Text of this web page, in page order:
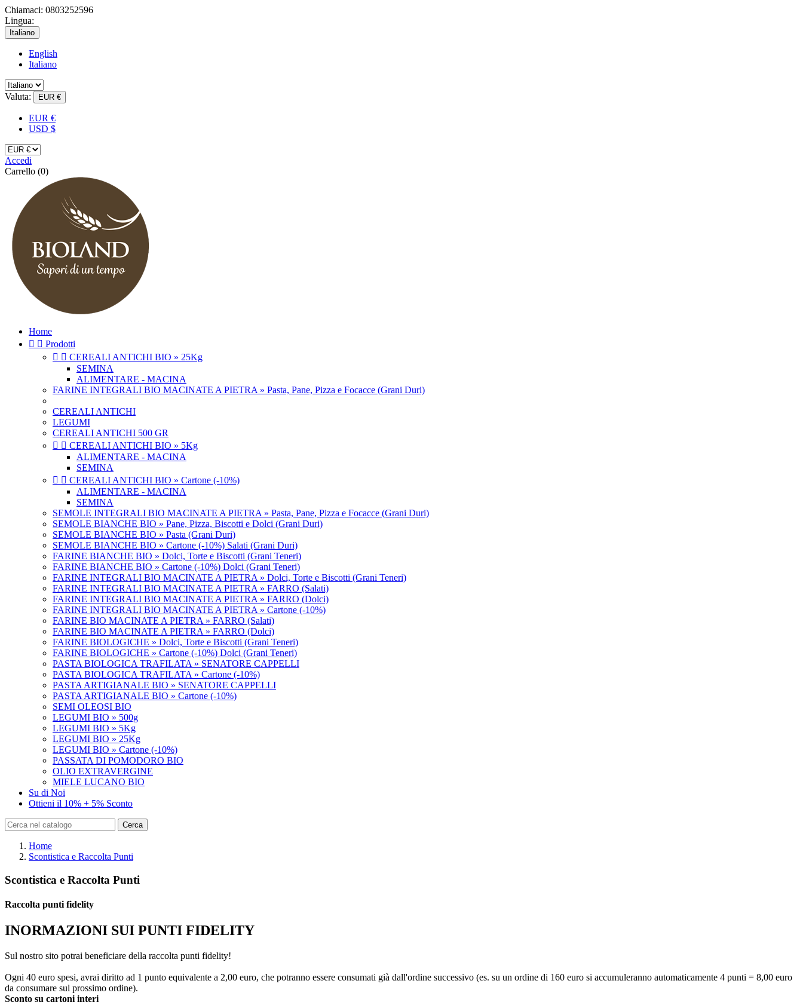
Chiamaci: 0803252596
Lingua:
Italiano
English
Italiano
Valuta: EUR €
EUR €
USD $
Accedi
Carrello (0)
Home
  Prodotti
  CEREALI ANTICHI BIO » 25Kg
SEMINA
ALIMENTARE - MACINA
FARINE INTEGRALI BIO MACINATE A PIETRA » Pasta, Pane, Pizza e Focacce (Grani Duri)
CEREALI ANTICHI
LEGUMI
CEREALI ANTICHI 500 GR
  CEREALI ANTICHI BIO » 5Kg
ALIMENTARE - MACINA
SEMINA
  CEREALI ANTICHI BIO » Cartone (-10%)
ALIMENTARE - MACINA
SEMINA
SEMOLE INTEGRALI BIO MACINATE A PIETRA » Pasta, Pane, Pizza e Focacce (Grani Duri)
SEMOLE BIANCHE BIO » Pane, Pizza, Biscotti e Dolci (Grani Duri)
SEMOLE BIANCHE BIO » Pasta (Grani Duri)
SEMOLE BIANCHE BIO » Cartone (-10%) Salati (Grani Duri)
FARINE BIANCHE BIO » Dolci, Torte e Biscotti (Grani Teneri)
FARINE BIANCHE BIO » Cartone (-10%) Dolci (Grani Teneri)
FARINE INTEGRALI BIO MACINATE A PIETRA » Dolci, Torte e Biscotti (Grani Teneri)
FARINE INTEGRALI BIO MACINATE A PIETRA » FARRO (Salati)
FARINE INTEGRALI BIO MACINATE A PIETRA » FARRO (Dolci)
FARINE INTEGRALI BIO MACINATE A PIETRA » Cartone (-10%)
FARINE BIO MACINATE A PIETRA » FARRO (Salati)
FARINE BIO MACINATE A PIETRA » FARRO (Dolci)
FARINE BIOLOGICHE » Dolci, Torte e Biscotti (Grani Teneri)
FARINE BIOLOGICHE » Cartone (-10%) Dolci (Grani Teneri)
PASTA BIOLOGICA TRAFILATA » SENATORE CAPPELLI
PASTA BIOLOGICA TRAFILATA » Cartone (-10%)
PASTA ARTIGIANALE BIO » SENATORE CAPPELLI
PASTA ARTIGIANALE BIO » Cartone (-10%)
SEMI OLEOSI BIO
LEGUMI BIO » 500g
LEGUMI BIO » 5Kg
LEGUMI BIO » 25Kg
LEGUMI BIO » Cartone (-10%)
PASSATA DI POMODORO BIO
OLIO EXTRAVERGINE
MIELE LUCANO BIO
Su di Noi
Ottieni il 10% + 5% Sconto
Cerca
Home
Scontistica e Raccolta Punti
Scontistica e Raccolta Punti
Raccolta punti fidelity
INORMAZIONI SUI PUNTI FIDELITY
Sul nostro sito potrai beneficiare della raccolta punti fidelity!
Ogni 40 euro spesi, avrai diritto ad 1 punto equivalente a 2,00 euro, che potranno essere consumati già dall'ordine successivo (es. su un ordine di 160 euro si accumuleranno automaticamente 4 punti = 8,00 euro
da consumare sul prossimo ordine).
Sconto su cartoni interi